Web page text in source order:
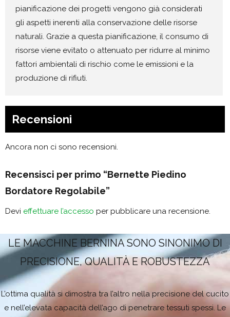
pianificazione dei progetti vengono già considerati
gli aspetti inerenti alla conservazione delle risorse
naturali. Grazie a questa pianificazione, il consumo di
risorse viene evitato o attenuato per ridurre al minimo
fattori ambientali di rischio come le emissioni e la
produzione di rifiuti.
Recensioni
Ancora non ci sono recensioni.
Recensisci per primo “Bernette Piedino
Bordatore Regolabile”
Devi effettuare l’accesso per pubblicare una recensione.
LE MACCHINE BERNINA SONO SINONIMO DI
PRECISIONE, QUALITÀ E ROBUSTEZZA
L’ottima qualità si dimostra tra l’altro nella precisione del cucito
e nell’elevata capacità dell’ago di penetrare tessuti spessi. Le